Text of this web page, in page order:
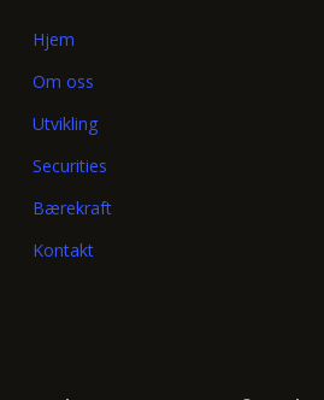
Hjem
Om oss
Utvikling
Securities
Bærekraft
Kontakt